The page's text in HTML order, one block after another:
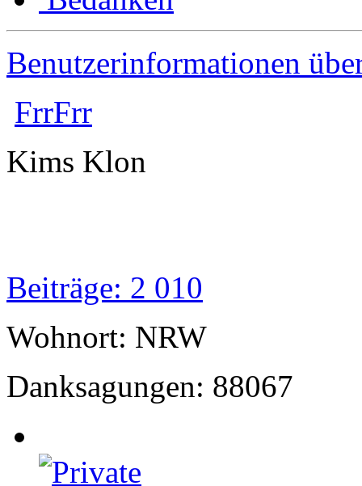
Benutzerinformationen
FrrFrr
Kims Klon
Beiträge: 2 010
Wohnort: NRW
Danksagungen: 88067